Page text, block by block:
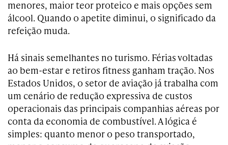
menores, maior teor proteico e mais opções sem
álcool. Quando o apetite diminui, o significado da
refeição muda.
Há sinais semelhantes no turismo. Férias voltadas
ao bem-estar e retiros fitness ganham tração. Nos
Estados Unidos, o setor de aviação já trabalha com
um cenário de redução expressiva de custos
operacionais das principais companhias aéreas por
conta da economia de combustível. A lógica é
simples: quanto menor o peso transportado,